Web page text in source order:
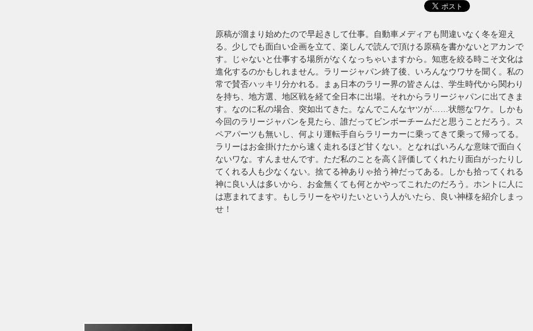
原稿が溜まり始めたので早起きして仕事。自動車メディアも間違いなく冬を迎え
る。少しでも面白い企画を立て、楽しんで読んで頂ける原稿を書かないとアカンで
す。じゃないと仕事する場所がなくなっちゃいますから。知恵を絞る時こそ文化は
進化するのかもしれません。ラリージャパン終了後、いろんなウワサを聞く。私の
常で賛否ハッキリ分かれる。まぁ日本のラリー界の皆さんは、学生時代から関わり
を持ち、地方選、地区戦を経て全日本に出場。それからラリージャパンに出てきま
す。なのに私の場合、突如出てきた。なんでこんなヤツが……状態なワケ。しかも
今回のラリージャパンを見たら、誰だってビンボーチームだと思うことだろう。ス
ペアパーツも無いし、何より運転手自らラリーカーに乗ってきて乗って帰ってる。
ラリーはお金掛けたから速く走れるほど甘くない。となればいろんな意味で面白く
ないワな。すんませんです。ただ私のことを高く評価してくれたり面白がったりし
てくれる人も少なくない。捨てる神ありゃ拾う神だってある。しかも拾ってくれる
神に良い人は多いから、お金無くても何とかやってこれたのだろう。ホントに人に
は恵まれてます。もしラリーをやりたいという人がいたら、良い神様を紹介しまっ
せ！